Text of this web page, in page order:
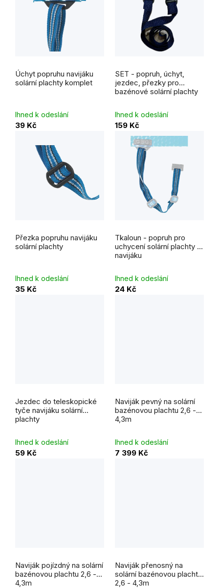
Úchyt popruhu navijáku
solární plachty komplet
Ihned k odeslání
39 Kč
SET - popruh, úchyt,
jezdec, přezky pro
bazénové solární plachty
hodnocení
produktu
je
5,0
z
Ihned k odeslání
159 Kč
Přezka popruhu navijáku
solární plachty
Ihned k odeslání
35 Kč
Tkaloun - popruh pro
uchycení solární plachty k
navijáku
Ihned k odeslání
24 Kč
Jezdec do teleskopické
tyče navijáku solární
plachty
Ihned k odeslání
59 Kč
Naviják pevný na solární
bazénovou plachtu 2,6 -
4,3m
Ihned k odeslání
7 399 Kč
Naviják pojízdný na solární
bazénovou plachtu 2,6 -
4,3m
Naviják přenosný na
solární bazénovou plachtu
2,6 - 4,3m